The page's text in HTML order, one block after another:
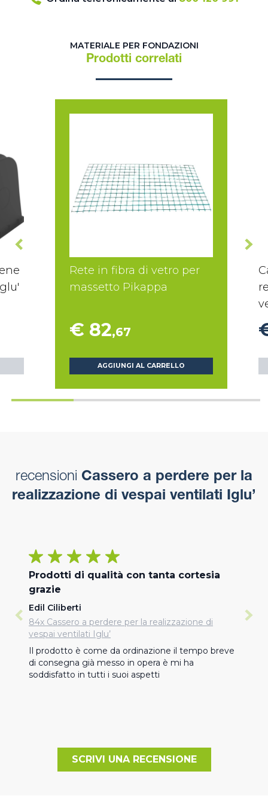
MATERIALE PER FONDAZIONI
Prodotti correlati
Rete in fibra di vetro per
massetto Pikappa
€ 82,67
AGGIUNGI AL CARRELLO
recensioni Cassero a perdere per la
realizzazione di vespai ventilati Iglu’
Prodotti di qualità con tanta cortesia
grazie
Edil Ciliberti
84x Cassero a perdere per la realizzazione di
vespai ventilati Iglu’
Il prodotto è come da ordinazione il tempo breve
di consegna già messo in opera è mi ha
soddisfatto in tutti i suoi aspetti
SCRIVI UNA RECENSIONE